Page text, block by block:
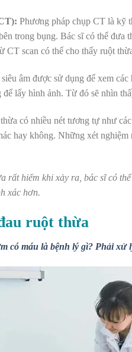
Phương pháp chụp CT là kỹ
trong bụng. Bác sĩ có thể
CT scan có thể cho thấy ruột
âm được sử dụng để xem
lấy hình ảnh. Từ đó sẽ nhìn
có nhiều nét tương tự như
hay không. Những xét
rất hiếm khi xảy ra, bác sĩ có
xác hơn.
ruột thừa
có máu là bệnh lý gì? Phải xử